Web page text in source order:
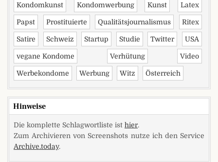
Kondomkunst Kondomwerbung Kunst Latex
Papst Prostituierte Qualitätsjournalismus Ritex
Satire Schweiz Startup Studie Twitter USA
vegane Kondome Verhütung Video
Werbekondome Werbung Witz Österreich
Hinweise
Die komplette Schlagwortliste ist hier.
Zum Archivieren von Screenshots nutze ich den Service
Archive.today.